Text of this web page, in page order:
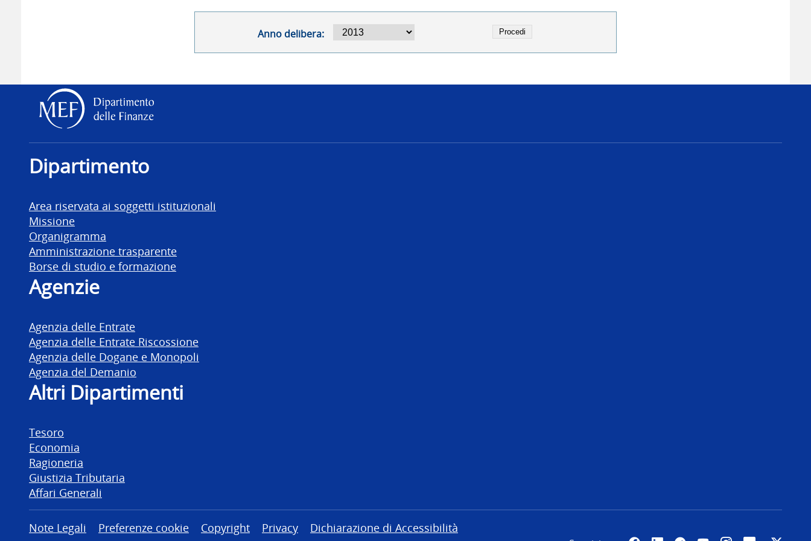
Anno delibera:
Dipartimento delle Finanze
Dipartimento
Area riservata ai soggetti istituzionali
Missione
Organigramma
Amministrazione trasparente
Borse di studio e formazione
Agenzie
Agenzia delle Entrate
Agenzia delle Entrate Riscossione
Agenzia delle Dogane e Monopoli
Agenzia del Demanio
Altri Dipartimenti
Tesoro
Economia
Ragioneria
Giustizia Tributaria
Affari Generali
Altre informazioni
Note Legali Preferenze cookie Copyright Privacy Dichiarazione di Accessibilità